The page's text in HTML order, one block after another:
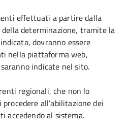
effettuati a partire dalla
determinazione, tramite la
dovranno essere
nella piattaforma web,
indicate nel sito.
regionali, che non lo
all’abilitazione dei
accedendo al sistema.